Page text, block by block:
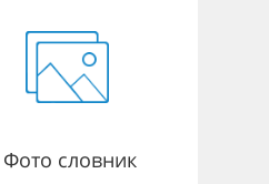
Фото словник